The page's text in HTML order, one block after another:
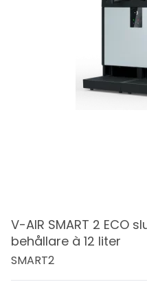
V-AIR SMART 2 ECO
behållare à 12 liter
SMART2